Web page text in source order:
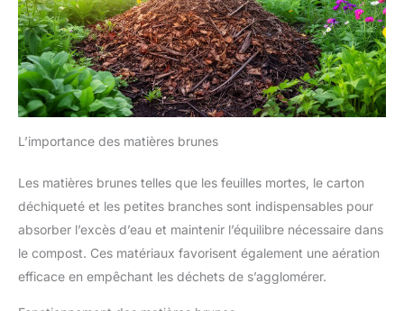
L’importance des matières brunes
Les matières brunes telles que les feuilles mortes, le carton
déchiqueté et les petites branches sont indispensables pour
absorber l’excès d’eau et maintenir l’équilibre nécessaire dans
le compost. Ces matériaux favorisent également une aération
efficace en empêchant les déchets de s’agglomérer.